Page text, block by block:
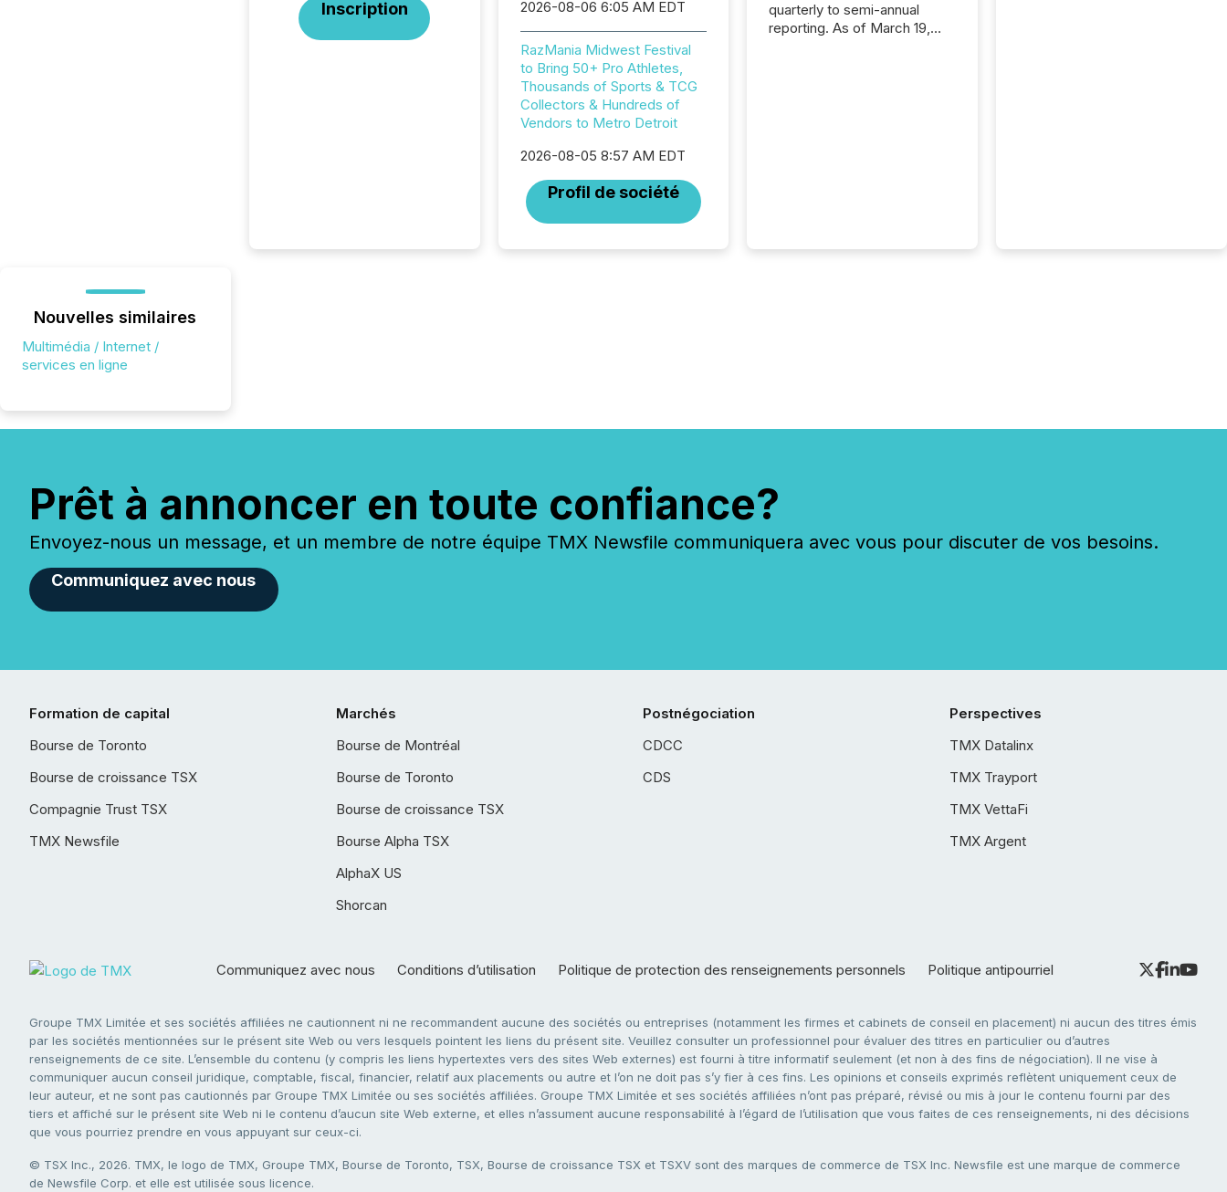
Inscription
2026-08-06 6:05 AM EDT
RazMania Midwest Festival
to Bring 50+ Pro Athletes,
Thousands of Sports & TCG
Collectors & Hundreds of
Vendors to Metro Detroit
2026-08-05 8:57 AM EDT
Profil de société
quarterly to semi-annual
reporting. As of March 19,
skip first and third quarter
Nouvelles similaires
Multimédia / Internet /
services en ligne
Prêt à annoncer en toute confiance?
Envoyez-nous un message, et un membre de notre équipe TMX Newsfile communiquera avec vous pour discuter de vos besoins.
Communiquez avec nous
Formation de capital
Bourse de Toronto
Bourse de croissance TSX
Compagnie Trust TSX
TMX Newsfile
Marchés
Bourse de Montréal
Bourse de Toronto
Bourse de croissance TSX
Bourse Alpha TSX
AlphaX US
Shorcan
Postnégociation
CDCC
CDS
Perspectives
TMX Datalinx
TMX Trayport
TMX VettaFi
TMX Argent
Communiquez avec nous Conditions d’utilisation Politique de protection des renseignements personnels Politique antipourriel
Groupe TMX Limitée et ses sociétés affiliées ne cautionnent ni ne recommandent aucune des sociétés ou entreprises (notamment les firmes et cabinets de conseil en placement) ni aucun des titres émis
par les sociétés mentionnées sur le présent site Web ou vers lesquels pointent les liens du présent site. Veuillez consulter un professionnel pour évaluer des titres en particulier ou d’autres
renseignements de ce site. L’ensemble du contenu (y compris les liens hypertextes vers des sites Web externes) est fourni à titre informatif seulement (et non à des fins de négociation). Il ne vise à
communiquer aucun conseil juridique, comptable, fiscal, financier, relatif aux placements ou autre et l’on ne doit pas s’y fier à ces fins. Les opinions et conseils exprimés reflètent uniquement ceux de
leur auteur, et ne sont pas cautionnés par Groupe TMX Limitée ou ses sociétés affiliées. Groupe TMX Limitée et ses sociétés affiliées n’ont pas préparé, révisé ou mis à jour le contenu fourni par des
tiers et affiché sur le présent site Web ni le contenu d’aucun site Web externe, et elles n’assument aucune responsabilité à l’égard de l’utilisation que vous faites de ces renseignements, ni des décisions
que vous pourriez prendre en vous appuyant sur ceux-ci.
© TSX Inc., 2026. TMX, le logo de TMX, Groupe TMX, Bourse de Toronto, TSX, Bourse de croissance TSX et TSXV sont des marques de commerce de TSX Inc. Newsfile est une marque de commerce
de Newsfile Corp. et elle est utilisée sous licence.